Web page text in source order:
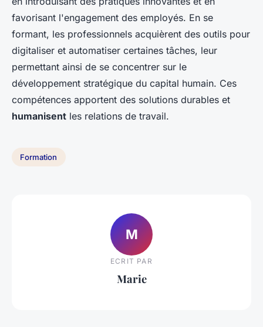
favorisant l'engagement des employés. En se
formant, les professionnels acquièrent des outils pour
digitaliser et automatiser certaines tâches, leur
permettant ainsi de se concentrer sur le
développement stratégique du capital humain. Ces
compétences apportent des solutions durables et
humanisent les relations de travail.
Formation
M
ECRIT PAR
Marie